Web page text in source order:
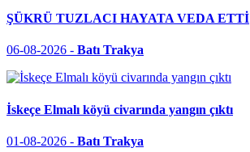
ŞÜKRÜ TUZLACI HAYATA VEDA ETTİ
06-08-2026 - Batı Trakya
İskeçe Elmalı köyü civarında yangın çıktı
01-08-2026 - Batı Trakya